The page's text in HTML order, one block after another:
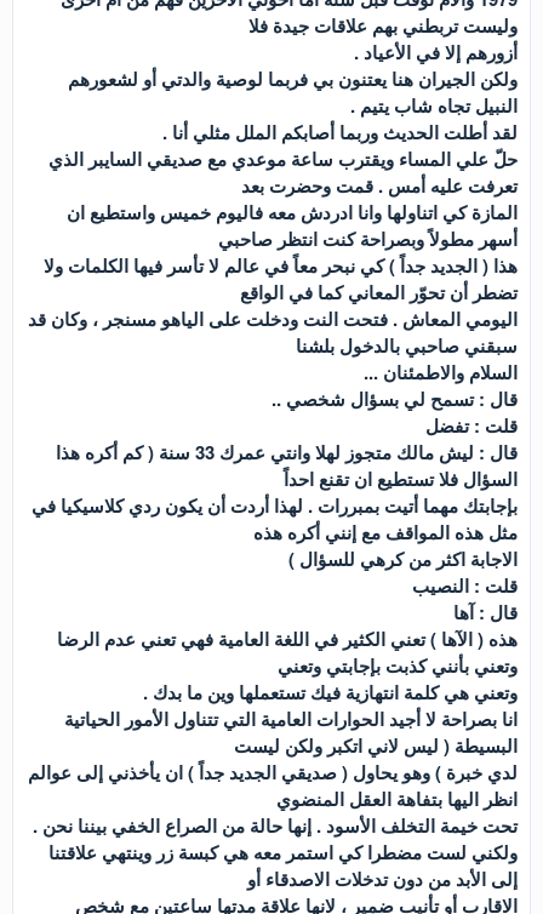
وليست تربطني بهم علاقات جيدة فلا
أزورهم إلا في الأعياد .
ولكن الجيران هنا يعتنون بي فربما لوصية والدتي أو لشعورهم
النبيل تجاه شاب يتيم .
لقد أطلت الحديث وربما أصابكم الملل مثلي أنا .
حلّ علي المساء ويقترب ساعة موعدي مع صديقي السايبر الذي
تعرفت عليه أمس . قمت وحضرت بعد
المازة كي اتناولها وانا ادردش معه فاليوم خميس واستطيع ان
أسهر مطولاً وبصراحة كنت انتظر صاحبي
هذا ( الجديد جداً ) كي نبحر معاً في عالم لا تأسر فيها الكلمات ولا
تضطر أن تحوّر المعاني كما في الواقع
اليومي المعاش . فتحت النت ودخلت على الياهو مسنجر ، وكان قد
سبقني صاحبي بالدخول بلشنا
السلام والاطمئنان ...
قال : تسمح لي بسؤال شخصي ..
قلت : تفضل
قال : ليش مالك متجوز لهلا وانتي عمرك 33 سنة ( كم أكره هذا
السؤال فلا تستطيع ان تقنع احداً
بإجابتك مهما أتيت بمبررات . لهذا أردت أن يكون ردي كلاسيكيا في
مثل هذه المواقف مع إنني أكره هذه
الاجابة اكثر من كرهي للسؤال )
قلت : النصيب
قال : آها
هذه ( الآها ) تعني الكثير في اللغة العامية فهي تعني عدم الرضا
وتعني بأنني كذبت بإجابتي وتعني
وتعني هي كلمة انتهازية فيك تستعملها وين ما بدك .
انا بصراحة لا أجيد الحوارات العامية التي تتناول الأمور الحياتية
البسيطة ( ليس لاني اتكبر ولكن ليست
لدي خبرة ) وهو يحاول ( صديقي الجديد جداً ) ان يأخذني إلى عوالم
انظر اليها بتفاهة العقل المنضوي
تحت خيمة التخلف الأسود . إنها حالة من الصراع الخفي بيننا نحن .
ولكني لست مضطرا كي استمر معه هي كبسة زر وينتهي علاقتنا
إلى الأبد من دون تدخلات الاصدقاء أو
الاقارب أو تأنيب ضمير ، لانها علاقة مدتها ساعتين مع شخص